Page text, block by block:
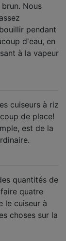
Nous
pendant
d'eau, en
à la vapeur
cuiseurs à riz
de place!
est de la
quantités de
quatre
le cuiseur à
choses sur la